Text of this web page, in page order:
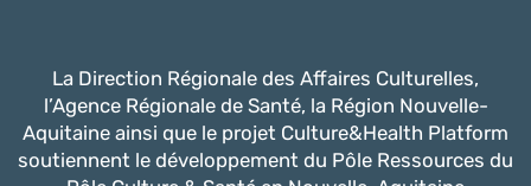
La Direction Régionale des Affaires Culturelles,
l’Agence Régionale de Santé, la Région Nouvelle-
Aquitaine ainsi que le projet Culture&Health Platform
soutiennent le développement du Pôle Ressources du